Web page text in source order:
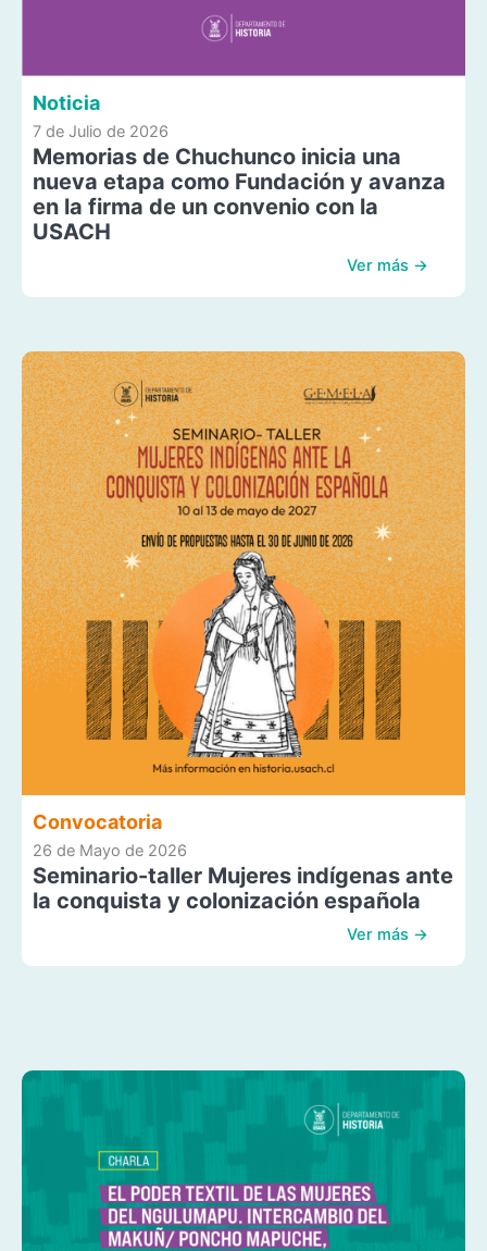
Noticia
7 de Julio de 2026
Memorias de Chuchunco inicia una
nueva etapa como Fundación y avanza
en la firma de un convenio con la
USACH
Ver más →
Convocatoria
26 de Mayo de 2026
Seminario-taller Mujeres indígenas ante
la conquista y colonización española
Ver más →